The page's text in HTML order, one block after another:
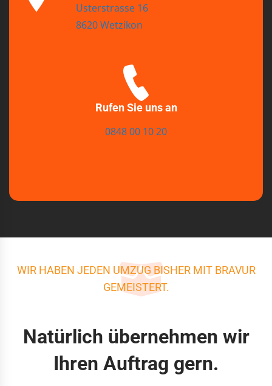
Usterstrasse 16
8620 Wetzikon
Rufen Sie uns an
0848 00 10 20
WIR HABEN JEDEN UMZUG BISHER MIT BRAVUR
GEMEISTERT.
Natürlich übernehmen wir
Ihren Auftrag gern.